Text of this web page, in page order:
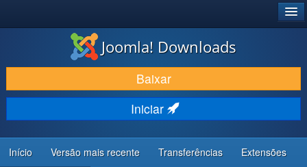
BAIXAR E APRIMORAR
DESCUBRA & APRENDA
COMUNIDADE & SUPORTE
RECURSOS PARA DESENVOLVEDORES
Joomla! Downloads
Baixar
Iniciar
Início Versão mais recente Transferências Extensões